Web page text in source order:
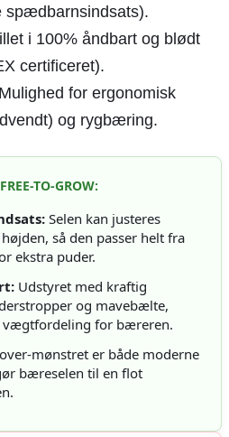
spædbarnsindsats).
i 100% åndbart og blødt
certificeret).
Mulighed for ergonomisk
og rygbæring.
TO-GROW:
Selen kan justeres
så den passer helt fra
ekstra puder.
Udstyret med kraftig
og mavebælte,
vægtfordeling for bæreren.
mønstret er både moderne
bæreselen til en flot